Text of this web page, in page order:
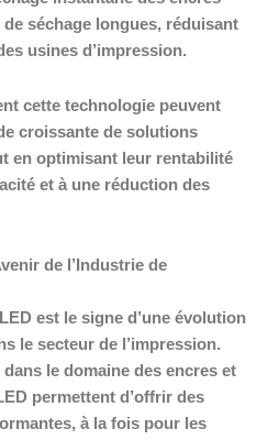
séchage longues, réduisant
usines d’impression.
cette technologie peuvent
croissante de solutions
en optimisant leur rentabilité
et à une réduction des
de l’Industrie de
est le signe d’une évolution
le secteur de l’impression.
le domaine des encres et
permettent d’offrir des
à la fois pour les